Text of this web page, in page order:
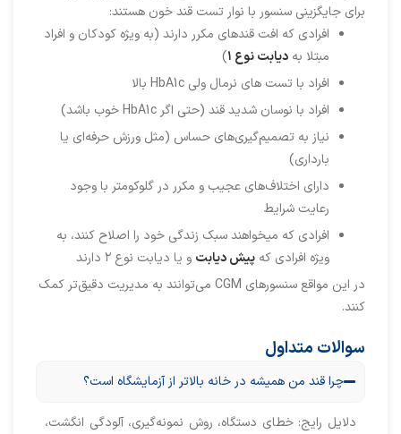
برای جایگزینی سنسور با نوار تست قند خون هستند:
افرادی که افت قندهای مکرر دارند (به ویژه کودکان و افراد
مبتلا به دیابت نوع ۱ )
افراد با تست های نرمال ولی HbA1c بالا
افراد با نوسان شدید قند (حتی اگر HbA1c خوب باشد)
نیاز به تصمیم‌گیری‌های حساس (مثل ورزش حرفه‌ای یا
بارداری)
دارای اختلاف‌های عجیب و مکرر در گلوکومتر با وجود
رعایت شرایط
افرادی که میخواهند سبک زندگی خود را اصلاح کنند، به
ویژه افرادی که پیش دیابت و یا دیابت نوع ۲ دارند
در این مواقع سنسورهای CGM می‌توانند به مدیریت دقیق‌تر کمک
کنند.
سوالات متداول
چرا قند من همیشه در خانه بالاتر از آزمایشگاه است؟
دلایل رایج: خطای دستگاه، روش نمونه‌گیری، آلودگی انگشت،